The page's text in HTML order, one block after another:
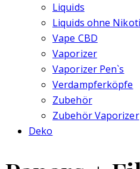
Liquids
Liquids ohne
Vape CBD
Vaporizer
Vaporizer Pen`s
Verdampferköpfe
Zubehör
Zubehör Vaporizer
Deko